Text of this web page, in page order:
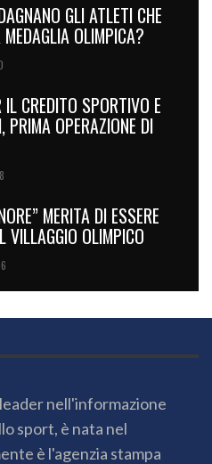
GLI ATLETI CHE
OLIMPICA?
CREDITO SPORTIVO E
PRIMA OPERAZIONE DI
MERITA DI ESSERE
VILLAGGIO OLIMPICO
nell'informazione
sport, è nata nel
è l'agenzia stampa